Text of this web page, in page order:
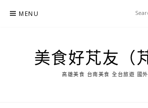
MENU
美食好芃友（
高雄美食 台南美食 全台旅遊 國